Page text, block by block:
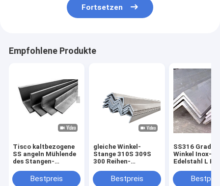
Fortsetzen
Empfohlene Produkte
Tisco kaltbezogene
SS angeln Mühlende
des Stangen-
Bestpreis
gleiche Winkel-
Stange 310S 309S
300 Reihen-
Bestpreis
SS316 Grad L
Winkel Inox-
Edelstahl L